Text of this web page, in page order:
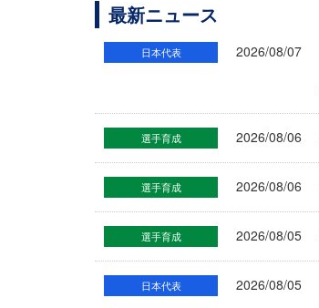
最新ニュース
日本代表 2026/08/07
選手育成 2026/08/06
選手育成 2026/08/06
選手育成 2026/08/05
日本代表 2026/08/05